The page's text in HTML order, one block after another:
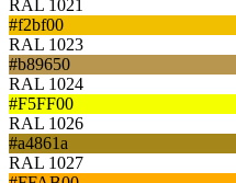
RAL 1021
#f2bf00
RAL 1023
#b89650
RAL 1024
#F5FF00
RAL 1026
#a4861a
RAL 1027